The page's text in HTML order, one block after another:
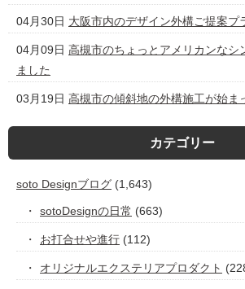
04月30日 大阪市内のデザイン外構ご提案プ
04月09日 高槻市のちょっとアメリカンなシ
ました
03月19日 高槻市の傾斜地の外構施工が始ま
カテゴリー
soto Designブログ (1,643)
sotoDesignの日常 (663)
お打合せや進行 (112)
オリジナルエクステリアプロダクト